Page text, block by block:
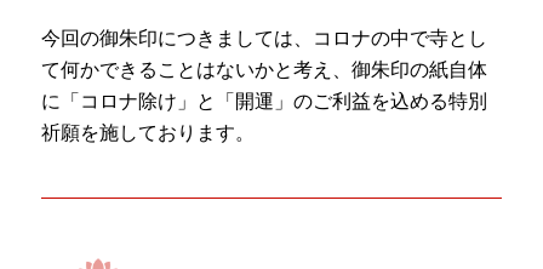
今回の御朱印につきましては、コロナの中で寺とし
て何かできることはないかと考え、御朱印の紙自体
に「コロナ除け」と「開運」のご利益を込める特別
祈願を施しております。